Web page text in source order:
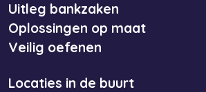
Uitleg bankzaken
Oplossingen op maat
Veilig oefenen
Locaties in de buurt